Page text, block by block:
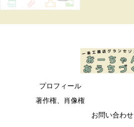
プロフィール
著作権、肖像権
お問い合わせ